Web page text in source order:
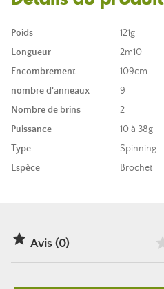
Poids
121g
Longueur
2m10
Encombrement
109cm
nombre d'anneaux
9
Nombre de brins
2
Puissance
10 à 38g
Type
Spinning
Espèce
Brochet
 Avis (0)